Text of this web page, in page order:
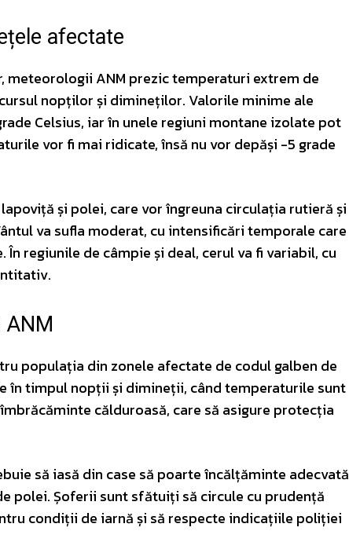
afectate
meteorologii ANM prezic temperaturi extrem de
nopților și dimineților. Valorile minime ale
Celsius, iar în unele regiuni montane izolate pot
vor fi mai ridicate, însă nu vor depăși -5 grade
și polei, care vor îngreuna circulația rutieră și
va sufla moderat, cu intensificări temporale care
regiunile de câmpie și deal, cerul va fi variabil, cu
populația din zonele afectate de codul galben de
în timpul nopții și dimineții, când temperaturile sunt
călduroasă, care să asigure protecția
să iasă din case să poarte încălțăminte adecvată
polei. Șoferii sunt sfătuiți să circule cu prudență
condiții de iarnă și să respecte indicațiile poliției